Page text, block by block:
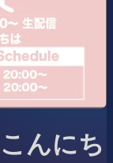
んにち